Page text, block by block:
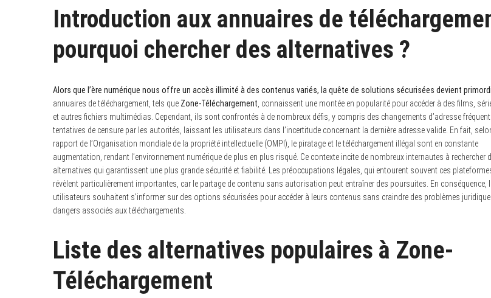
Introduction aux annuaires de
pourquoi chercher des alternatives ?
Alors que l’ère numérique nous offre un accès illimité à des contenus variés, la quête de solutions sécurisées devient
annuaires de téléchargement, tels que Zone-Téléchargement, connaissent une montée en popularité pour accéder à des films,
et autres fichiers multimédias. Cependant, ils sont confrontés à de nombreux défis, y compris des changements d’adresse
tentatives de censure par les autorités, laissant les utilisateurs dans l’incertitude concernant la dernière adresse valide. En fait,
rapport de l’Organisation mondiale de la propriété intellectuelle (OMPI), le piratage et le téléchargement illégal sont en constante
augmentation, rendant l’environnement numérique de plus en plus risqué. Ce contexte incite de nombreux internautes à rechercher
alternatives qui garantissent une plus grande sécurité et fiabilité. Les préoccupations légales, qui entourent souvent ces
révèlent particulièrement importantes, car le partage de contenu sans autorisation peut entraîner des poursuites. En conséquence,
utilisateurs souhaitent s’informer sur des options sécurisées pour accéder à leurs contenus sans craindre des problèmes
dangers associés aux téléchargements.
Liste des alternatives populaires à Zone-
Téléchargement